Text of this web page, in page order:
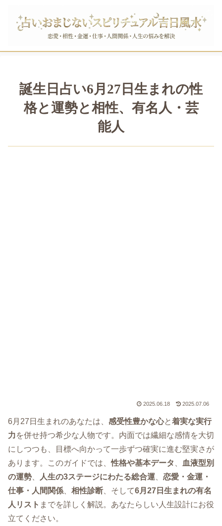
誕生日占い6月27日生まれの性
格と運勢と相性、有名人・芸
能人
2025.06.18 2025.07.06
6月27日生まれのあなたは、 感受性豊かな心と着実な実行
力を併せ持つ希少な人物です。内面では繊細な感情を大切
にしつつも、目標へ向かって一歩ずつ確実に進む堅実さが
あります。このガイドでは、性格や基本データ
血液型別
の運勢
人生の3ステージにわたる総合運
恋愛・金運・
仕事・人間関係
相性診断 、そして6月27日生まれの有名
人リスト までを詳しく解説。あなたらしい人生設計にお役
立てください。